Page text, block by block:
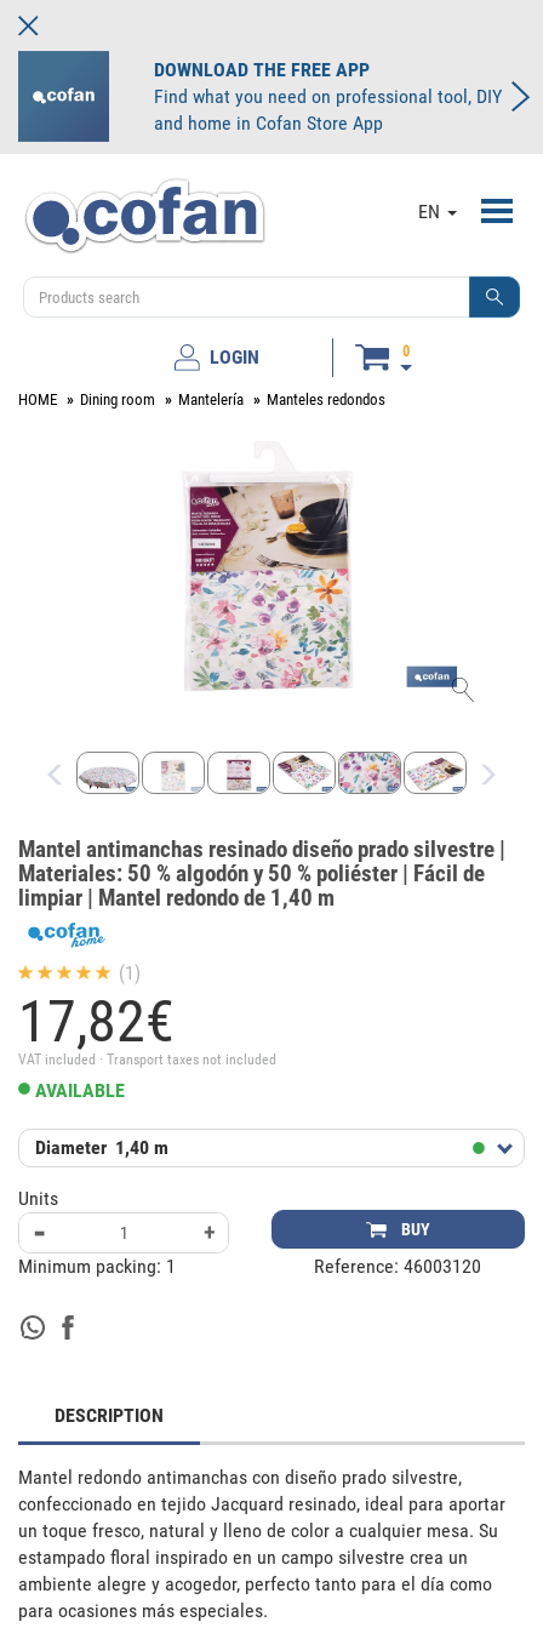
DOWNLOAD THE FREE APP
Find what you need on professional tool, DIY
and home in Cofan Store App
EN
LOGIN 0
HOME Dining room Mantelería Manteles redondos
Mantel antimanchas resinado diseño prado silvestre |
Materiales: 50 % algodón y 50 % poliéster | Fácil de
limpiar | Mantel redondo de 1,40 m
(1)
17,82€
VAT included · Transport taxes not included
AVAILABLE
Diameter 1,40 m
Units
- + BUY
Minimum packing: 1 Reference:46003120
DESCRIPTION
Mantel redondo antimanchas con diseño prado silvestre,
confeccionado en tejido Jacquard resinado, ideal para aportar
un toque fresco, natural y lleno de color a cualquier mesa. Su
estampado floral inspirado en un campo silvestre crea un
ambiente alegre y acogedor, perfecto tanto para el día como
para ocasiones más especiales.